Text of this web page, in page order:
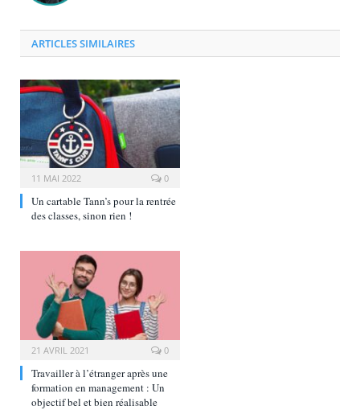
ARTICLES SIMILAIRES
11 MAI 2022 0
Un cartable Tann’s pour la rentrée
des classes, sinon rien !
21 AVRIL 2021 0
Travailler à l’étranger après une
formation en management : Un
objectif bel et bien réalisable